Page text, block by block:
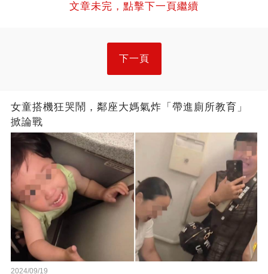
文章未完，點擊下一頁繼續
下一頁
女童搭機狂哭鬧，鄰座大媽氣炸「帶進廁所教育」
掀論戰
2024/09/19